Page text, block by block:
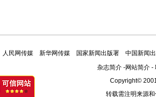
人民网传媒 新华网传媒 国家新闻出版署
中国新闻
杂志简介-网站简介-
Copyright©
转载需注明来源